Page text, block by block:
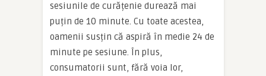
sesiunile de curățenie durează mai
puțin de 10 minute. Cu toate acestea,
oamenii susțin că aspiră în medie 24 de
minute pe sesiune. În plus,
consumatorii sunt, fără voia lor,